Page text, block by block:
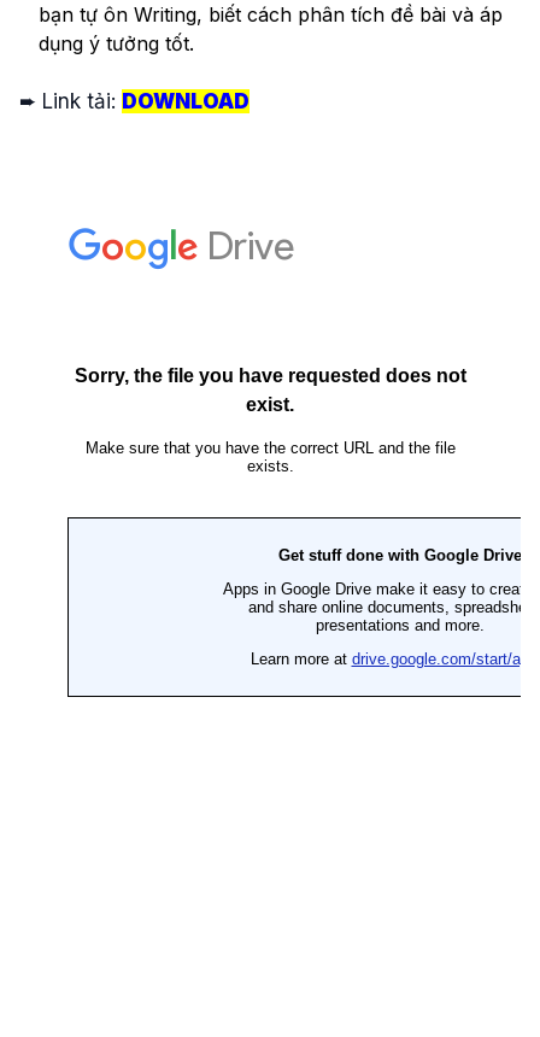
bạn tự ôn Writing, biết cách phân tích đề bài và áp
dụng ý tưởng tốt.
➨ Link tải: DOWNLOAD